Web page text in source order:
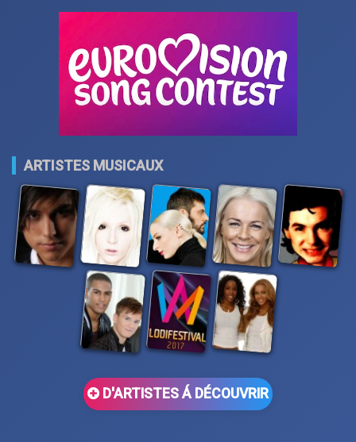
ARTISTES MUSICAUX
D'ARTISTES Á DÉCOUVRIR